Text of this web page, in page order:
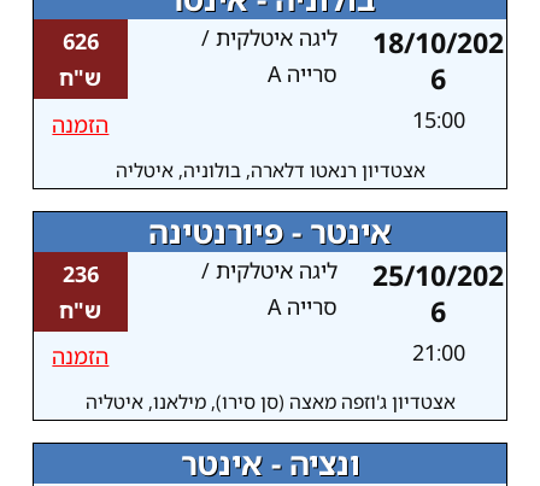
18/10/202
6
15:00
ליגה איטלקית /
סרייה A
626
ש"ח
הזמנה
אצטדיון רנאטו דלארה, בולוניה, איטליה
אינטר - פיורנטינה
25/10/202
6
21:00
ליגה איטלקית /
סרייה A
236
ש"ח
הזמנה
אצטדיון ג'וזפה מאצה (סן סירו), מילאנו, איטליה
ונציה - אינטר